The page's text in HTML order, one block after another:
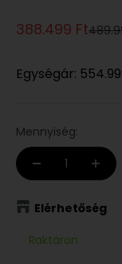
Eladási ár
388.499 Ft
Egységár:
Mennyiség:
Elérhetőség
Raktáron